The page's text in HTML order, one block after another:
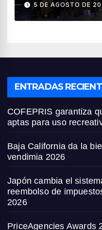
turismo en
5 DE AGOSTO DE
ENTRADAS
COFEPRIS garantiza
aptas para uso
Baja California da la
vendimia 2026
Japón cambia el
reembolso de
2026
PriceAgencies Awards